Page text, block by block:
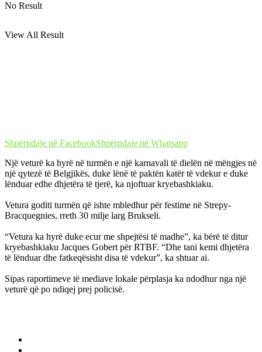
No Result
View All Result
Shpërndaje në FacebookShpërndaje në Whatsapp
Një veturë ka hyrë në turmën e një karnavali të dielën në mëngjes në
një qytezë të Belgjikës, duke lënë të paktën katër të vdekur e duke
lënduar edhe dhjetëra të tjerë, ka njoftuar kryebashkiaku.
Vetura goditi turmën që ishte mbledhur për festime në Strepy-
Bracquegnies, rreth 30 milje larg Brukseli.
“Vetura ka hyrë duke ecur me shpejtësi të madhe”, ka bërë të ditur
kryebashkiaku Jacques Gobert për RTBF. “Dhe tani kemi dhjetëra
të lënduar dhe fatkeqësisht disa të vdekur”, ka shtuar ai.
Sipas raportimeve të mediave lokale përplasja ka ndodhur nga një
veturë që po ndiqej prej policisë.